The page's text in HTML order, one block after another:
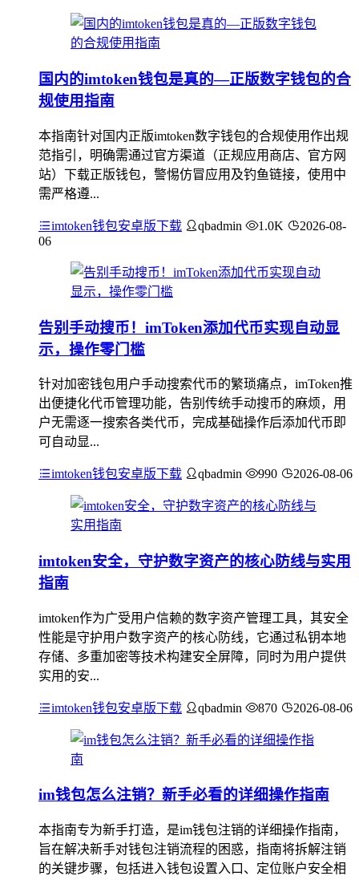
国内的imtoken钱包是真的—正版数字钱包的合
规使用指南
本指南针对国内正版imtoken数字钱包的合规使用作出规
范指引，明确需通过官方渠道（正规应用商店、官方网
站）下载正版钱包，警惕仿冒应用及钓鱼链接，使用中
需严格遵...
imtoken钱包安卓版下载 qbadmin 1.0K
2026-08-
06
告别手动搜币！imToken添加代币实现自动显
示，操作零门槛
针对加密钱包用户手动搜索代币的繁琐痛点，imToken推
出便捷化代币管理功能，告别传统手动搜币的麻烦，用
户无需逐一搜索各类代币，完成基础操作后添加代币即
可自动显...
imtoken钱包安卓版下载 qbadmin 990 2026-08-06
imtoken安全，守护数字资产的核心防线与实用
指南
imtoken作为广受用户信赖的数字资产管理工具，其安全
性能是守护用户数字资产的核心防线，它通过私钥本地
存储、多重加密等技术构建安全屏障，同时为用户提供
实用的安...
imtoken钱包安卓版下载 qbadmin 870 2026-08-06
im钱包怎么注销？新手必看的详细操作指南
本指南专为新手打造，是im钱包注销的详细操作指南，
旨在解决新手对钱包注销流程的困惑，指南将拆解注销
的关键步骤，包括进入钱包设置入口、定位账户安全相